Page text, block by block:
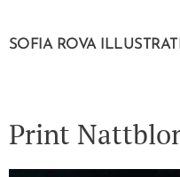
SOFIA ROVA
Print